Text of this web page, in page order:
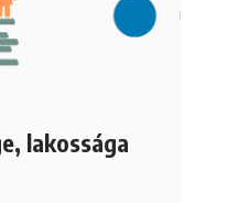
lakossága